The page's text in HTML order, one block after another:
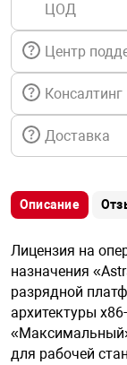
техника
автомобили
средства
ключи
ЦОД
Центр
Консалтинг
Доставка
Описание
Лицензия на
назначения
разрядной
архитектуры
для рабочей